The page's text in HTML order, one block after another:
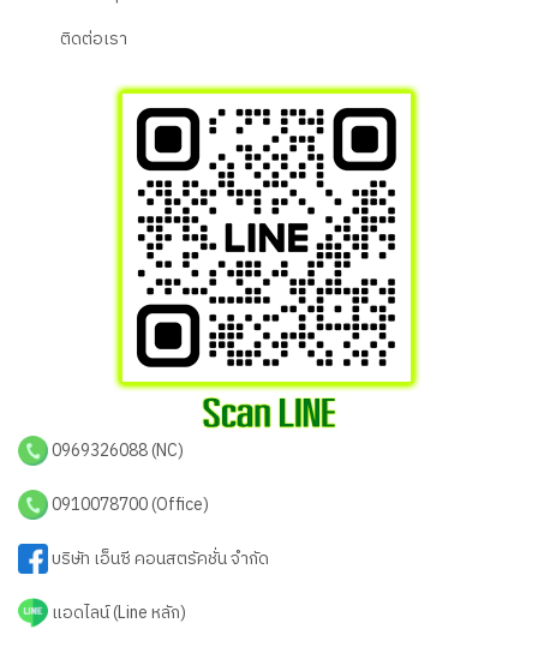
ติดต่อเรา
0969326088 (NC)
0910078700 (Office)
บริษัท เอ็นซี คอนสตรัคชั่น จำกัด
แอดไลน์ (Line หลัก)